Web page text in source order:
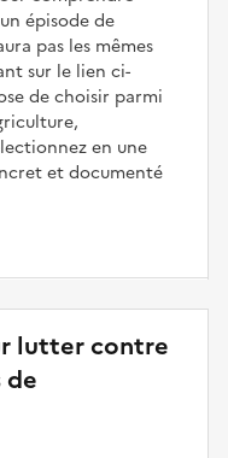
épisode de
pas les mêmes
sur le lien ci-
de choisir parmi
en une
et documenté
lutter contre
de